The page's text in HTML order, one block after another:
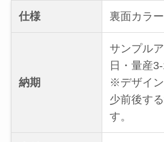
仕様 裏面カラ
納期
サンプル
日・量産
※デザイ
少前後す
す。